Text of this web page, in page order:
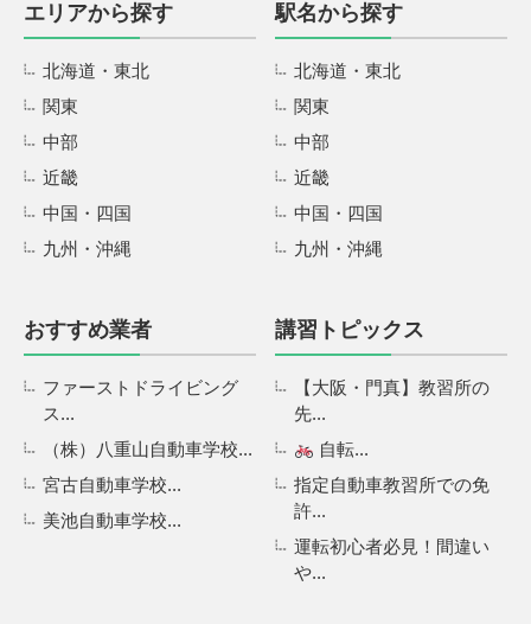
エリアから探す
北海道・東北
関東
中部
近畿
中国・四国
九州・沖縄
駅名から探す
北海道・東北
関東
中部
近畿
中国・四国
九州・沖縄
おすすめ業者
ファーストドライビング
ス...
（株）八重山自動車学校...
宮古自動車学校...
美池自動車学校...
講習トピックス
【大阪・門真】教習所の
先...
自転...
指定自動車教習所での免
許...
運転初心者必見！間違い
や...